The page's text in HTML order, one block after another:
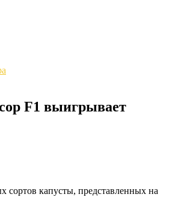
F1 выигрывает
сортов капусты, представленных на